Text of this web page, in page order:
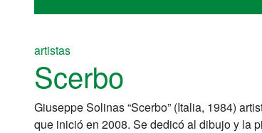
artistas
Scerbo
Giuseppe Solinas “Scerbo” (Italia, 1984)
que inició en 2008. Se dedicó al dibujo y la